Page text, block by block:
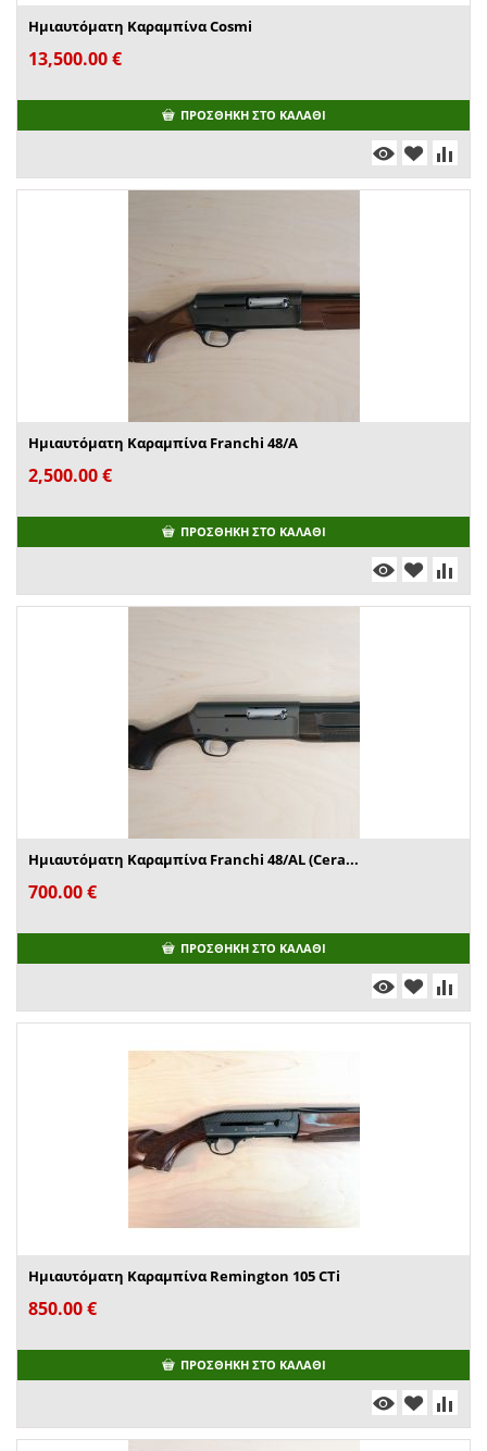
Ημιαυτόματη Καραμπίνα Cosmi
13,500.00€
ΠΡΟΣΘΉΚΗ ΣΤΟ ΚΑΛΆΘΙ
Ημιαυτόματη Καραμπίνα Franchi 48/A
2,500.00€
ΠΡΟΣΘΉΚΗ ΣΤΟ ΚΑΛΆΘΙ
Ημιαυτόματη Καραμπίνα Franchi 48/AL (Cera...
700.00€
ΠΡΟΣΘΉΚΗ ΣΤΟ ΚΑΛΆΘΙ
Ημιαυτόματη Καραμπίνα Remington 105 CTi
850.00€
ΠΡΟΣΘΉΚΗ ΣΤΟ ΚΑΛΆΘΙ